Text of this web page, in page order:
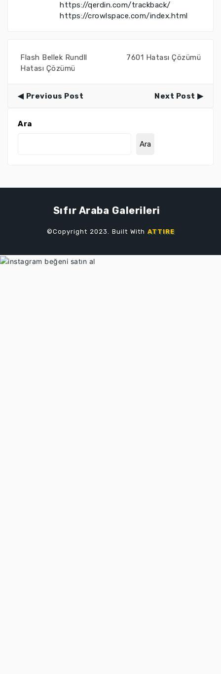
https://qerdin.com/trackback/
https://crowlspace.com/index.html
Flash Bellek Rundll
Hatası Çözümü
7601 Hatası Çözümü
Previous Post Next Post
Ara
Ara
Sıfır Araba Galerileri
©Copyright 2023. Built With ATTIRE